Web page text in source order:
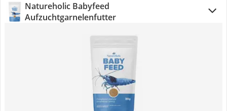
Natureholic Babyfeed
Aufzuchtgarnelenfutter